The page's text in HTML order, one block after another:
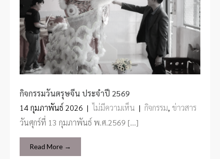
กิจกรรมวันตรุษจีน ประจำปี 2569
14 กุมภาพันธ์ 2026 |ไม่มีความเห็น | กิจกรรม, ข่าวสาร
วันศุกร์ที่ 13 กุมภาพันธ์ พ.ศ.2569 […]
Read More →